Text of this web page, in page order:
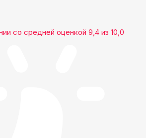
со средней оценкой 9,4 из 10,0